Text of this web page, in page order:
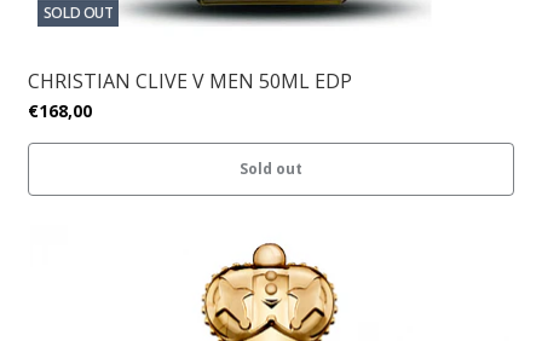
SOLD OUT
CHRISTIAN CLIVE V MEN 50ML EDP
€168,00
Sold out